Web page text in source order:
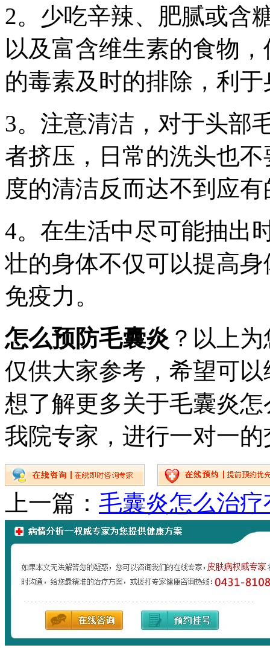
2。少吃辛辣、肥腻或含
以及富含维生素的食物
的毒素及时的排除，利
3。注意清洁，对于头部
者挤压，日常的洗头也
度的清洁反而达不到应
4。在生活中尽可能抽出
壮的身体不仅可以提高
免疫力。
怎么预防毛囊炎 ？以上
仅供大家参考，希望可
想了解更多关于毛囊炎
我院专家，进行一对一
上一篇： 毛囊炎怎么治疗